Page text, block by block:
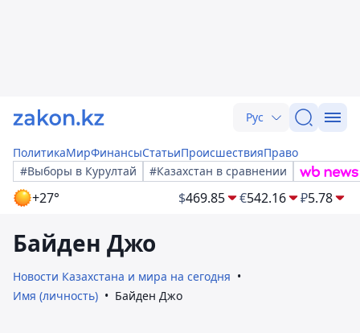
Рус
ПолитикаМирФинансыСтатьиПроисшествияПраво
#Выборы в Курултай
#Казахстан в сравнении
+27° $469.85 €542.16 ₽5.78
Байден Джо
Новости Казахстана и мира на сегодня
Имя (личность)
Байден Джо